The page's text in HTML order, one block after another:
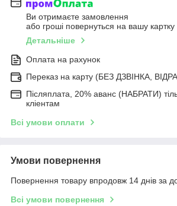
Ви отримаєте замовлення
або гроші повернуться на вашу картку
Детальніше
Оплата на рахунок
Переказ на карту (БЕЗ ДЗВІНКА,
Післяплата, 20% аванс (НАБРАТИ)
кліентам
Всі умови оплати
Умови повернення
Повернення товару впродовж 14 днів за
Всі умови повернення